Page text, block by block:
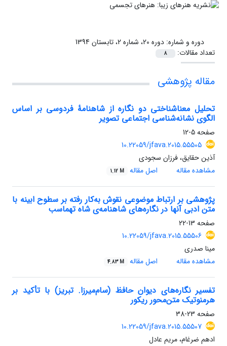
دوره و شماره:دوره 20، شماره 2، تابستان 1394
تعداد مقالات:
8
مقاله پژوهشی
تحلیل معناشناختی دو نگاره از شاهنامۀ فردوسی بر اساس
الگوی نشانه‌شناسی اجتماعی تصویر
صفحه5-12
10.22059/jfava.2015.55505
آذین حقایق، فرزان سجودی
مشاهده مقاله
اصل مقاله 1.12 M
پژوهشی بر ارتباط موضوعی نقوش به‌کار رفته بر سطوح ابینه‌ ‌با
متن ادبی‌ آنها در نگاره‌های شاهنامه‌ی شاه تهماسب
صفحه 13-22
10.22059/jfava.2015.55506
مینا صدری
مشاهده مقاله
اصل مقاله 4.83 M
تفسیر نگاره‌های دیوان حافظ (سام‌میرزا. تبریز) با تأکید بر
هرمنوتیک متن‌محور ریکور
صفحه 23-38
10.22059/jfava.2015.55507
ادهم ضرغام، مریم عادل